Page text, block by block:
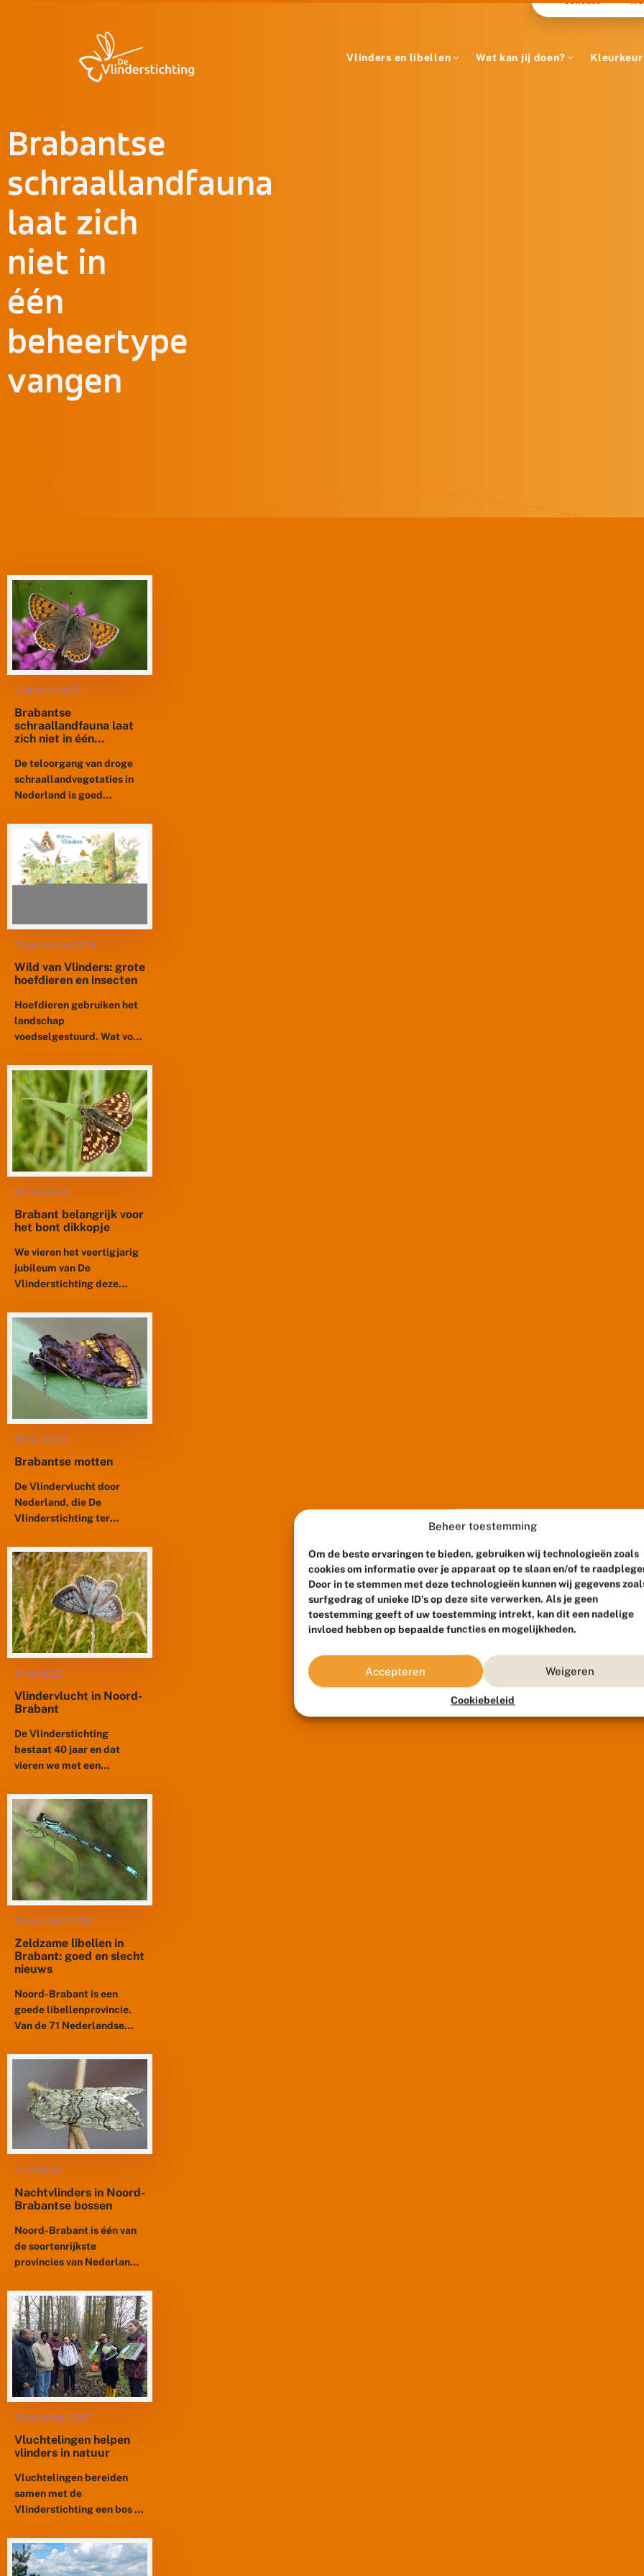
Beheer toestemming
Om de beste ervaringen te bieden, gebruiken wij technologieën zoals
cookies om informatie over je apparaat op te slaan en/of te
Door in te stemmen met deze technologieën kunnen wij gegevens
surfgedrag of unieke ID's op deze site verwerken. Als je geen
toestemming geeft of uw toestemming intrekt, kan dit een nadelige
invloed hebben op bepaalde functies en mogelijkheden.
Accepteren Weigeren
Cookiebeleid
Vlinders en libellen Wat kan jij doen? Kleurkeur
Brabantse
schraallandfauna
laat zich
niet in
één
beheertype
vangen
7 oktober 2025
Brabantse
schraallandfauna laat
zich niet in één
De teloorgang van droge
schraallandvegetaties in
Nederland is goed
schraallandfauna is weinig
bekend. Voor de provincie
Noord-Brabant zijn nu
antwoorden gezocht...
23 december 2024
Wild van Vlinders: grote
hoefdieren en insecten
Hoefdieren gebruiken het
landschap
voedselgestuurd. Wat voor
verschillende
insectenstadia? Welke rol
spelen predatoren hier
(mogelijk) in? Welke rol
heeft een omnivoor...
22 mei 2023
Brabant belangrijk voor
het bont dikkopje
We vieren het veertigjarig
jubileum van De
Vlinderstichting deze
en het bont dikkopje is een
van de soorten waarvoor
deze provincie belangrijk...
16 mei 2023
Brabantse motten
De Vlindervlucht door
Nederland, die De
Vlinderstichting ter
veertigste verjaardag
uitvoert, landt in mei in
Noord-Brabant. Vorige
week waren we te gast...
4 mei 2023
Vlindervlucht in Noord-
Brabant
De Vlinderstichting
bestaat 40 jaar en dat
vieren we met een
Nederland. Iedere maand
staat een andere provincie
centraal en in mei is...
18 november 2018
Zeldzame libellen in
Brabant: goed en slecht
nieuws
Noord-Brabant is een
goede libellenprovincie.
Van de 71 Nederlandse
Brabant aanwezig of
aanwezig geweest.
Vergeleken met de periode
tussen 1970...
7 mei 2018
Nachtvlinders in Noord-
Brabantse bossen
Noord-Brabant is één van
de soortenrijkste
provincies van Nederland
macronachtvlinders.
Bossen zijn een soortenrijk
habitat waar veel
verschillende
nachtvlinders voorkomen.
Voor de provincie...
19 november 2017
Vluchtelingen helpen
vlinders in natuur
Vluchtelingen bereiden
samen met de
Vlinderstichting een bos in
van de zeldzame kleine
ijsvogelvlinder. Door dit
vrijwilligerswerk leveren